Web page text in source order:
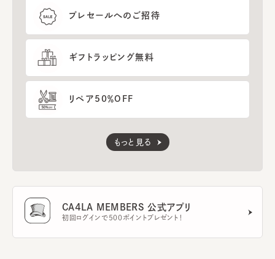
プレセールへのご招待
ギフトラッピング無料
リペア50％OFF
もっと見る
CA4LA MEMBERS 公式アプリ
初回ログインで500ポイントプレゼント！